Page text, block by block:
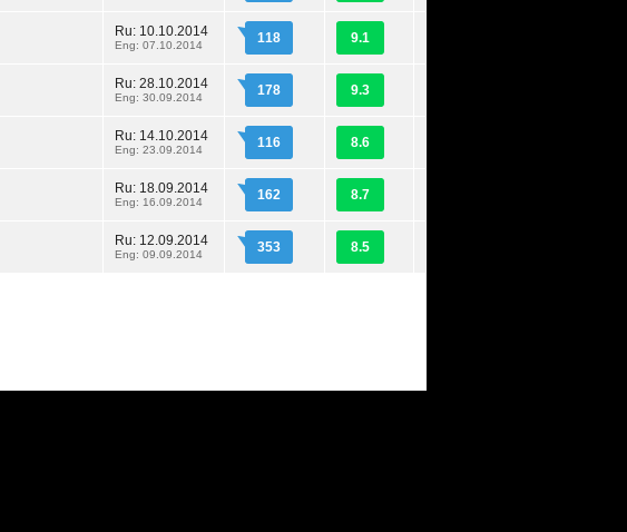
Ru: 10.10.2014
Eng: 07.10.2014 118 9.1
Ru: 28.10.2014
Eng: 30.09.2014 178 9.3
Ru: 14.10.2014
Eng: 23.09.2014 116 8.6
Ru: 18.09.2014
Eng: 16.09.2014 162 8.7
Ru: 12.09.2014
Eng: 09.09.2014 353 8.5